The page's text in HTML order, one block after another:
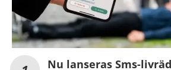
Nu lanseras Sms-